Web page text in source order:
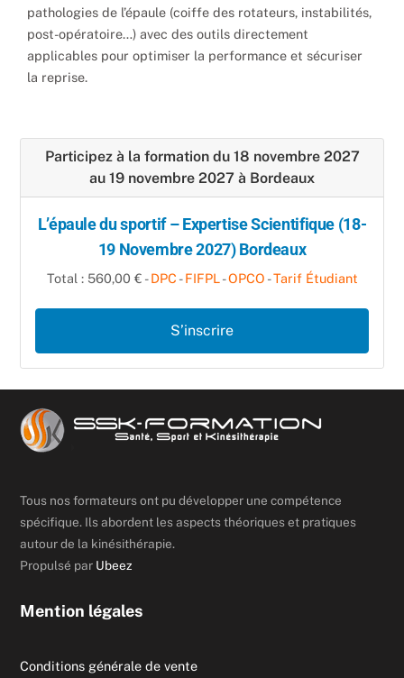
pathologies de l’épaule (coiffe des rotateurs, instabilités,
post-opératoire…) avec des outils directement
applicables pour optimiser la performance et sécuriser
la reprise.
Participez à la formation du 18 novembre 2027
au 19 novembre 2027 à Bordeaux
L’épaule du sportif – Expertise Scientifique (18-
19 Novembre 2027) Bordeaux
Total : 560,00 € -DPC -FIFPL-OPCO -Tarif Étudiant
S’inscrire
Tous nos formateurs ont pu développer une compétence
spécifique. Ils abordent les aspects théoriques et pratiques
autour de la kinésithérapie.
Propulsé par Ubeez
Mention légales
Conditions générale de vente